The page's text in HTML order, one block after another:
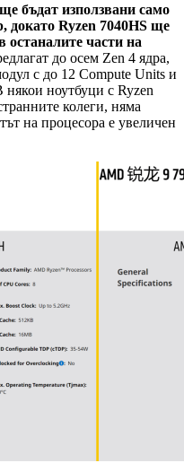
бъдат използвани само
докато Ryzen 7040HS ще
останалите части на
до осем Zen 4 ядра,
с до 12 Compute Units и
ноутбуци с Ryzen
колеги, няма
на процесора е увеличен